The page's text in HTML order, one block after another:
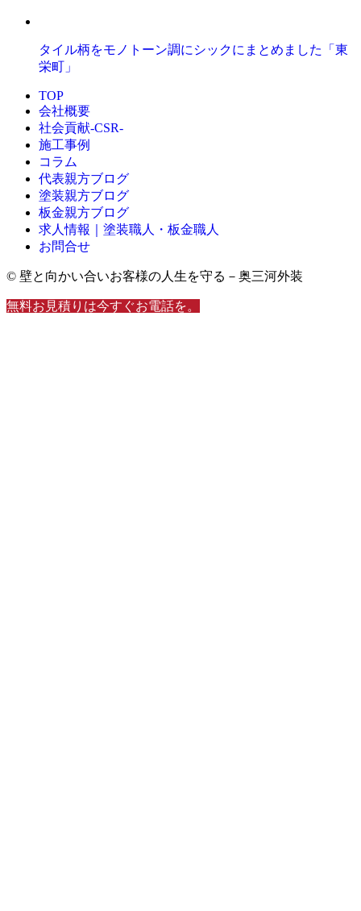
タイル柄をモノトーン調にシックにまとめました「東
栄町」
TOP
会社概要
社会貢献-CSR-
施工事例
コラム
代表親方ブログ
塗装親方ブログ
板金親方ブログ
求人情報｜塗装職人・板金職人
お問合せ
© 壁と向かい合いお客様の人生を守る－奥三河外装
無料お見積りは今すぐお電話を。